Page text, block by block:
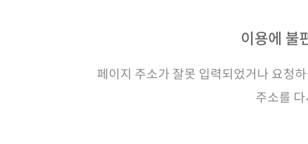
이용에 불
페이지 주소가 잘못 입력되었거나 요청
주소를